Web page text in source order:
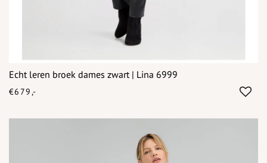
Echt leren broek dames zwart | Lina 6999
€679,-